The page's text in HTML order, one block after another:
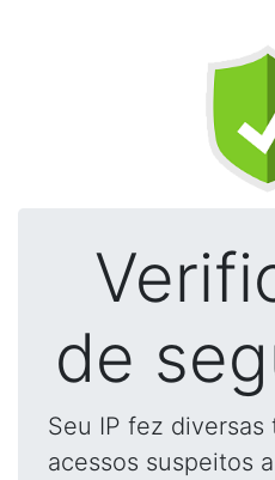
de
Seu IP fez
acessos suspeitos